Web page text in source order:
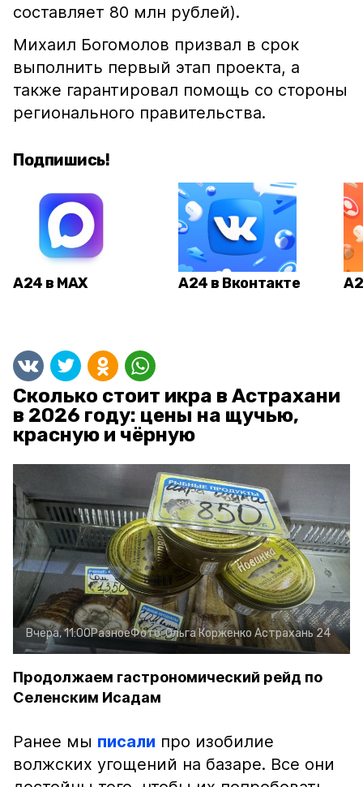
составляет 80 млн рублей).
Михаил Богомолов призвал в срок
выполнить первый этап проекта, а
также гарантировал помощь со стороны
регионального правительства.
Подпишись!
А24 в MAX А24 в Вконтакте
Сколько стоит икра в Астрахани
в 2026 году: цены на щучью,
красную и чёрную
Вчера, 11:00РазноеФото:Ольга Корженко Астрахань 24
Продолжаем гастрономический рейд по
Селенским Исадам
Ранее мы писали про изобилие
волжских угощений на базаре. Все они